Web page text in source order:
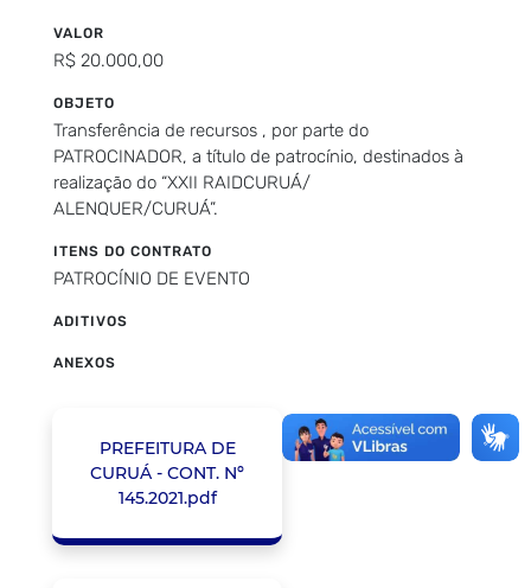
VALOR
R$ 20.000,00
OBJETO
Transferência de recursos , por parte do
PATROCINADOR, a título de patrocínio, destinados à
realização do “XXII RAIDCURUÁ/
ALENQUER/CURUÁ”.
ITENS DO CONTRATO
PATROCÍNIO DE EVENTO
ADITIVOS
ANEXOS
PREFEITURA DE
CURUÁ - CONT. Nº
145.2021.pdf